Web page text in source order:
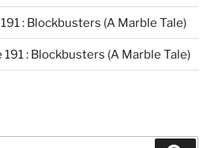
: Blockbusters (A Marble Tale)
191 : Blockbusters (A Marble Tale)